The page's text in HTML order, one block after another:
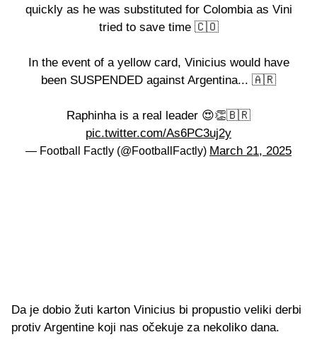
quickly as he was substituted for Colombia as Vini
tried to save time 🇨🇴
In the event of a yellow card, Vinicius would have
been SUSPENDED against Argentina... 🇦🇷
Raphinha is a real leader 😍👏🇧🇷
pic.twitter.com/As6PC3uj2y
— Football Factly (@FootballFactly) March 21, 2025
Da je dobio žuti karton Vinicius bi propustio veliki derbi
protiv Argentine koji nas očekuje za nekoliko dana.